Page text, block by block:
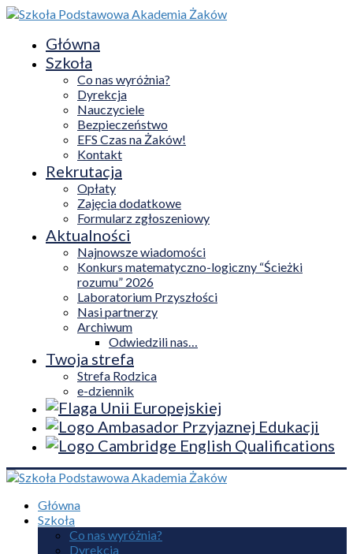
Główna
Szkoła
Co nas wyróżnia?
Dyrekcja
Nauczyciele
Bezpieczeństwo
EFS Czas na Żaków!
Kontakt
Rekrutacja
Opłaty
Zajęcia dodatkowe
Formularz zgłoszeniowy
Aktualności
Najnowsze wiadomości
Konkurs matematyczno-logiczny “Ścieżki
rozumu” 2026
Laboratorium Przyszłości
Nasi partnerzy
Archiwum
Odwiedzili nas…
Twoja strefa
Strefa Rodzica
e-dziennik
Główna
Szkoła
Co nas wyróżnia?
Dyrekcja